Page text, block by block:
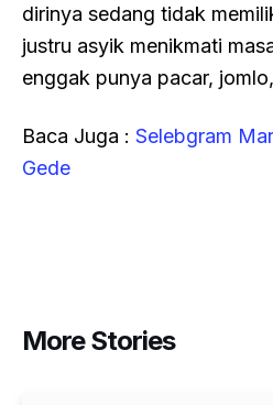
dirinya sedang tidak
justru asyik menikmati
enggak punya pacar,
Baca Juga : Selebgram
Gede
More Stories